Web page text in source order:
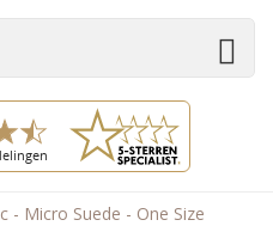
- Micro Suede - One Size